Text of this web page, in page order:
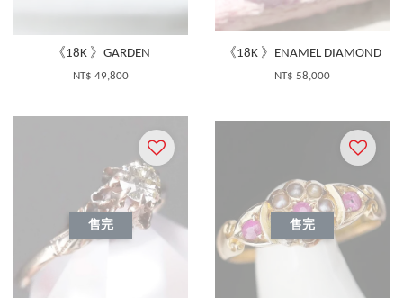
《18K 》GARDEN
NT$ 49,800
《18K 》ENAMEL DIAMOND
NT$ 58,000
售完 售完